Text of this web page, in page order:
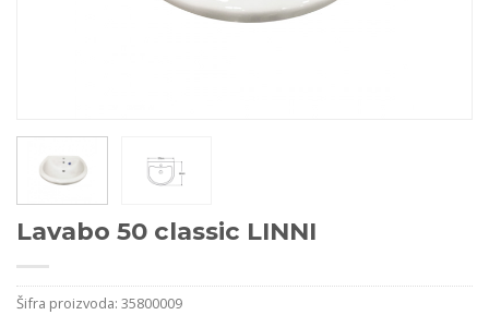
Lavabo 50 classic LINNI
Šifra proizvoda: 35800009